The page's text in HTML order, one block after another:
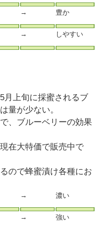
→ 豊か
→ しやすい
月上旬に採蜜されるブ
量が少ない。
、ブルーベリーの効果
在大特価で販売中で
ので蜂蜜漬け各種にお
→ 濃い
→ 強い